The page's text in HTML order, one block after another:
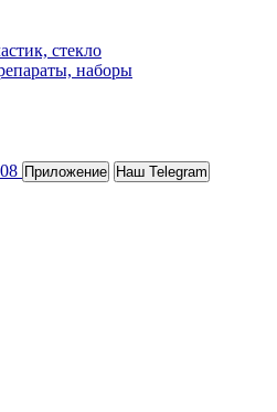
стекло
наборы
Приложение Наш Telegram